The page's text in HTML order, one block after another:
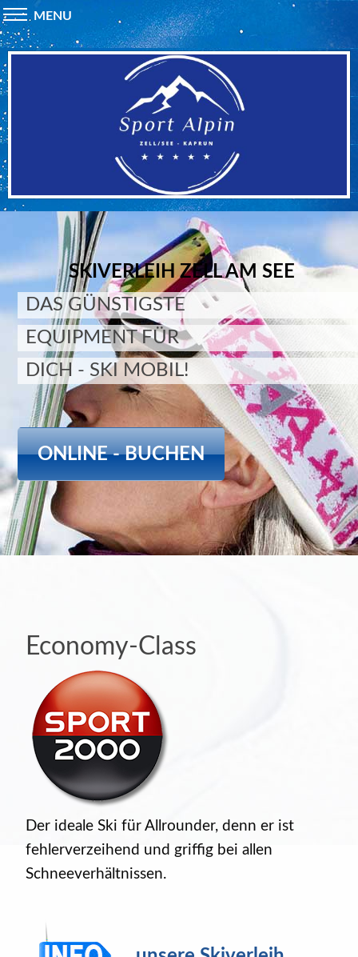
MENU
SKIVERLEIH ZELL AM SEE
DAS GÜNSTIGSTE
EQUIPMENT FÜR
DICH - SKI MOBIL!
ONLINE - BUCHEN
Economy-Class
Der ideale Ski für Allrounder, denn er ist
fehlerverzeihend und griffig bei allen
Schneeverhältnissen.